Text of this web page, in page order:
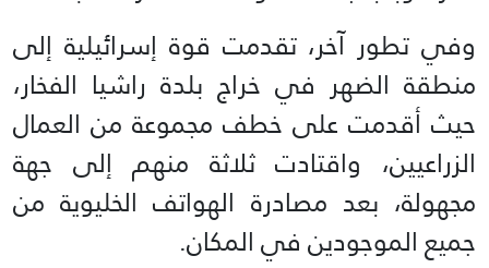
وفي تطور آخر، تقدمت قوة إسرائيلية إلى
منطقة الضهر في خراج بلدة راشيا الفخار،
حيث أقدمت على خطف مجموعة من العمال
الزراعيين، واقتادت ثلاثة منهم إلى جهة
مجهولة، بعد مصادرة الهواتف الخليوية من
جميع الموجودين في المكان.